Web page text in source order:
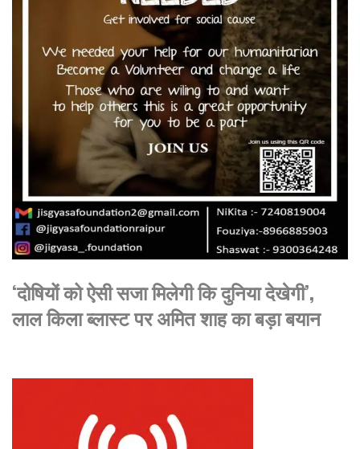
‘दोषियों को ऐसी सजा मिलेगी कि दुनिया देखेगी’,
लाल किला ब्लास्ट पर अमित शाह का बड़ा बयान